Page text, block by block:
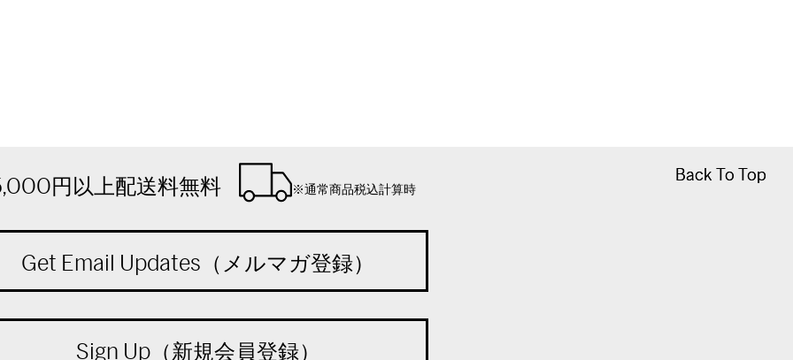
Back To Top
Back To Top
円以上配送料無料 ※通常商品税込計算時
Get Email Updates（メルマガ登録）
Sign Up（新規会員登録）